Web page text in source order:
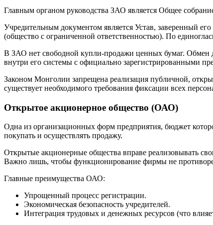
Главным органом руководства ЗАО является Общее
Учредительным документом является Устав, заверенный
(общество с ограниченной ответственностью). По
В ЗАО нет свободной купли-продажи ценных бумаг. Обмен
внутри его системы с официально зарегистрированными
Законом Монголии запрещена реализация публичной,
существует необходимого требования фиксации всех
Открытое акционерное общество (ОАО)
Одна из организационных форм предприятия, бюджет
покупать и осуществлять продажу.
Открытые акционерные общества вправе реализовывать
Важно лишь, чтобы функционирование фирмы не
Главные преимущества ОАО:
Упрощенный процесс регистрации.
Экономическая безопасность учредителей.
Интеграция трудовых и денежных ресурсов (что